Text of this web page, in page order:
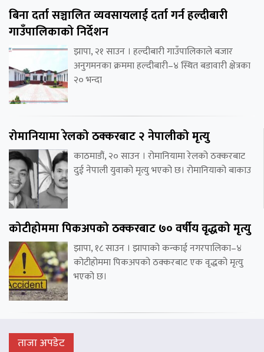
बिना दर्ता सञ्चालित व्यवसायलाई दर्ता गर्न हल्दीबारी
गाउँपालिकाको निर्देशन
झापा, २१ साउन । हल्दीबारी गाउँपालिकाले बजार
अनुगमनका क्रममा हल्दीबारी–४ स्थित बडावारी क्षेत्रका
२० भन्दा
रोमानियामा रेलको ठक्करबाट २ नेपालीको मृत्यु
काठमाडौं, २० साउन । रोमानियामा रेलको ठक्करबाट
दुई नेपाली युवाको मृत्यु भएको छ। रोमानियाको बाकाउ
कोटीहोममा पिकअपको ठक्करबाट ७० वर्षीय वृद्धको मृत्यु
झापा, १८ साउन । झापाको कन्काई नगरपालिका–४
कोटीहोममा पिकअपको ठक्करबाट एक वृद्धको मृत्यु
भएको छ।
ताजा अपडेट